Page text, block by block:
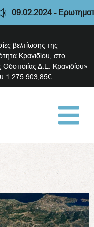
-
βελτίωσης της
Κρανιδίου, στο
Οδοποιίας Δ.Ε. Κρανιδίου»
1.275.903,85€